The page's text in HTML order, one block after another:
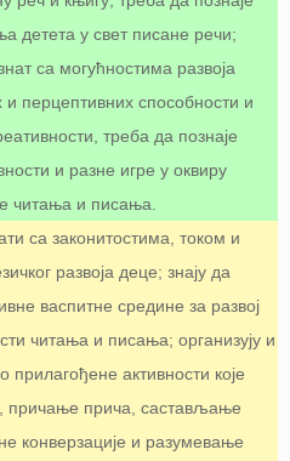
детета у свет писане речи;
са могућностима развоја
и перцептивних способности и
треба да познаје
и разне игре у оквиру
читања и писања.
са законитостима, током и
развоја деце; знају да
васпитне средине за развој
читања и писања; организују и
прилагођене активности које
причање прича, састављање
конверзације и разумевање